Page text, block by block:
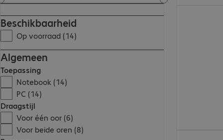
Beschikbaarheid
Op voorraad (14)
Algemeen
Toepassing
Notebook (14)
PC (14)
Draagstijl
Voor één oor (6)
Voor beide oren (8)